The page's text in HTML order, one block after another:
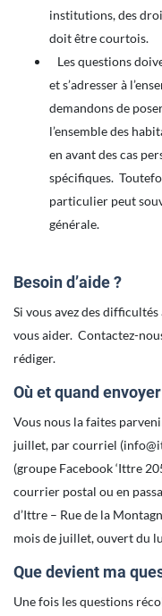
institutions, des
doit être courtois.
Les questions
et s’adresser à
demandons de
l’ensemble des
en avant des cas
spécifiques.
particulier peut
générale.
Besoin d’aide ?
Si vous avez des
vous aider. Contactez-
rédiger.
Où et quand
Vous nous la faites
juillet, par courriel
(groupe Facebook ‘Ittre
courrier postal ou en
d’Ittre – Rue de la
mois de juillet, ouvert du
Que devient ma
Une fois les questions